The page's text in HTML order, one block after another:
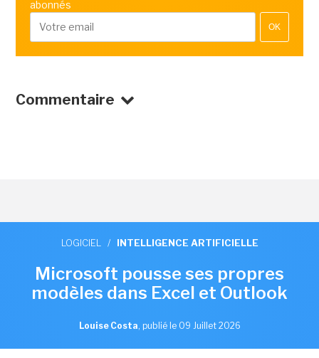
abonnés
OK
Commentaire
LOGICIEL / INTELLIGENCE ARTIFICIELLE
Microsoft pousse ses propres
modèles dans Excel et Outlook
Louise Costa, publié le 09 Juillet 2026